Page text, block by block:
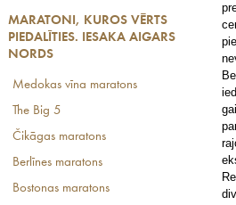
AIGARS NORDS
MARATONI, KUROS VĒRTS
PIEDALĪTIES. IESAKA AIGARS
NORDS
Medokas vīna maratons
The Big 5
Čikāgas maratons
Berlīnes maratons
Bostonas maratons